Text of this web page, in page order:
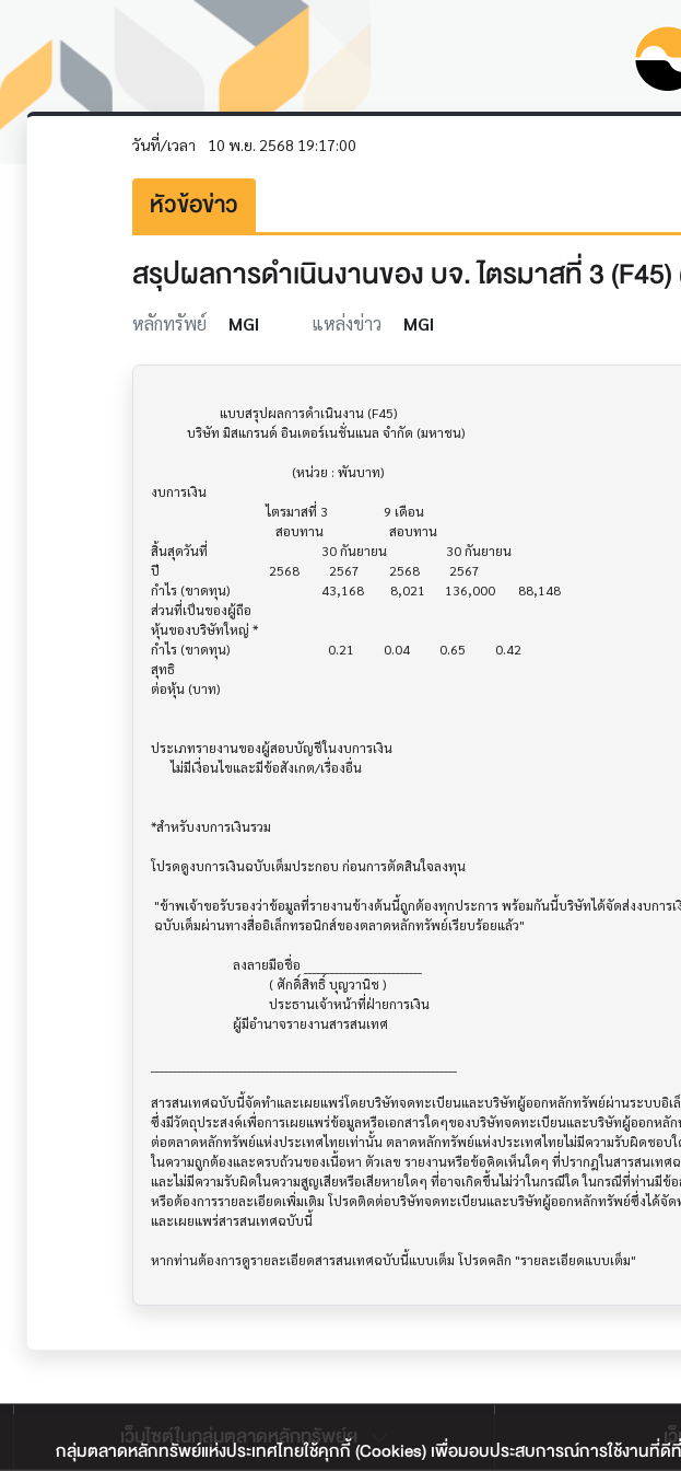
กลุ่มตลาดหลักทรัพย์แห่งประเทศไทยใช้คุกกี้ (Cookies) เพื่อมอบประสบการณ์การใช้งานที่
วันที่/เวลา 10 พ.ย. 2568 19:17:00
หัวข้อข่าว
สรุปผลการดำเนินงานของ บจ. ไตรมาสที่ 3
หลักทรัพย์ MGI แหล่งข่าว MGI
งบการเงิน
                                   ไตรมาสที่ 3                 9 เดือน
สิ้นสุดวันที่			            30 กันยายน                  30 กันยายน
ปี       			    2568         2567         2568         2567
กำไร (ขาดทุน) 			    43,168        8,021      136,000       88,148
ส่วนที่เป็นของผู้ถือ
หุ้นของบริษัทใหญ่ *
กำไร (ขาดทุน) 			      0.21         0.04         0.65         0.42
สุทธิ
ต่อหุ้น (บาท)
ประเภทรายงานของผู้สอบบัญชีในงบการเงิน
      ไม่มีเงื่อนไขและมีข้อสังเกต/เรื่องอื่น
*สำหรับงบการเงินรวม
โปรดดูงบการเงินฉบับเต็มประกอบ ก่อนการตัดสินใจลงทุน
สารสนเทศฉบับนี้จัดทำและเผยแพร่โดยบริษัทจดทะเบียนและบริษัทผู้ออกหลักทรัพย์ผ่านระบบอิเ
ซึ่งมีวัตถุประสงค์เพื่อการเผยแพร่ข้อมูลหรือเอกสารใดๆของบริษัทจดทะเบียนและบริษัทผู้ออกหลั
ต่อตลาดหลักทรัพย์แห่งประเทศไทยเท่านั้น ตลาดหลักทรัพย์แห่งประเทศไทยไม่มีความรับผิดชอบ
ในความถูกต้องและครบถ้วนของเนื้อหา ตัวเลข รายงานหรือข้อคิดเห็นใดๆ ที่ปรากฎในสารสนเทศ
และไม่มีความรับผิดในความสูญเสียหรือเสียหายใดๆ ที่อาจเกิดขึ้นไม่ว่าในกรณีใด ในกรณีที่ท่านมีข้อ
หรือต้องการรายละเอียดเพิ่มเติม โปรดติดต่อบริษัทจดทะเบียนและบริษัทผู้ออกหลักทรัพย์ซึ่งได้จัด
และเผยแพร่สารสนเทศฉบับนี้
เว็บไซต์ในกลุ่มตลาดหลักทรัพย์ฯ เ